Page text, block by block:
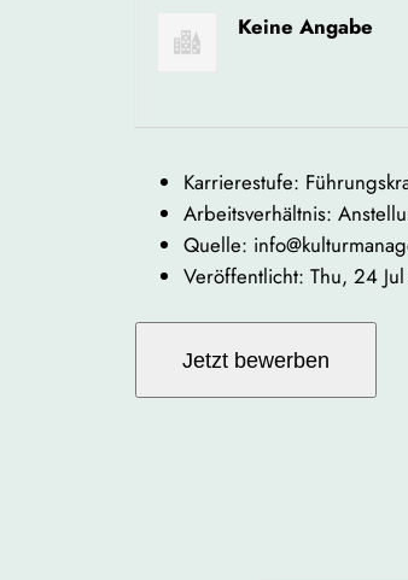
Keine Angabe
Karrierestufe:
Arbeitsverhältnis:
Quelle:
Veröffentlicht: Thu, 24